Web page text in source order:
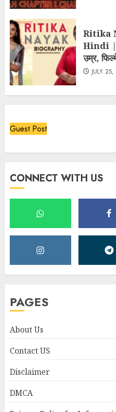
Ritika
Hindi |
उम्र,
JULY
Guest Post
CONNECT WITH US
PAGES
About Us
Contact US
Disclaimer
DMCA